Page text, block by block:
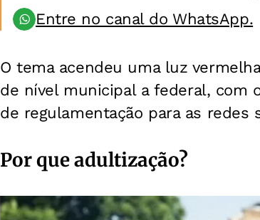
Entre no canal do WhatsApp.
O tema acendeu uma luz
de nível municipal a federal, com
de regulamentação para as redes
Por que adultização?